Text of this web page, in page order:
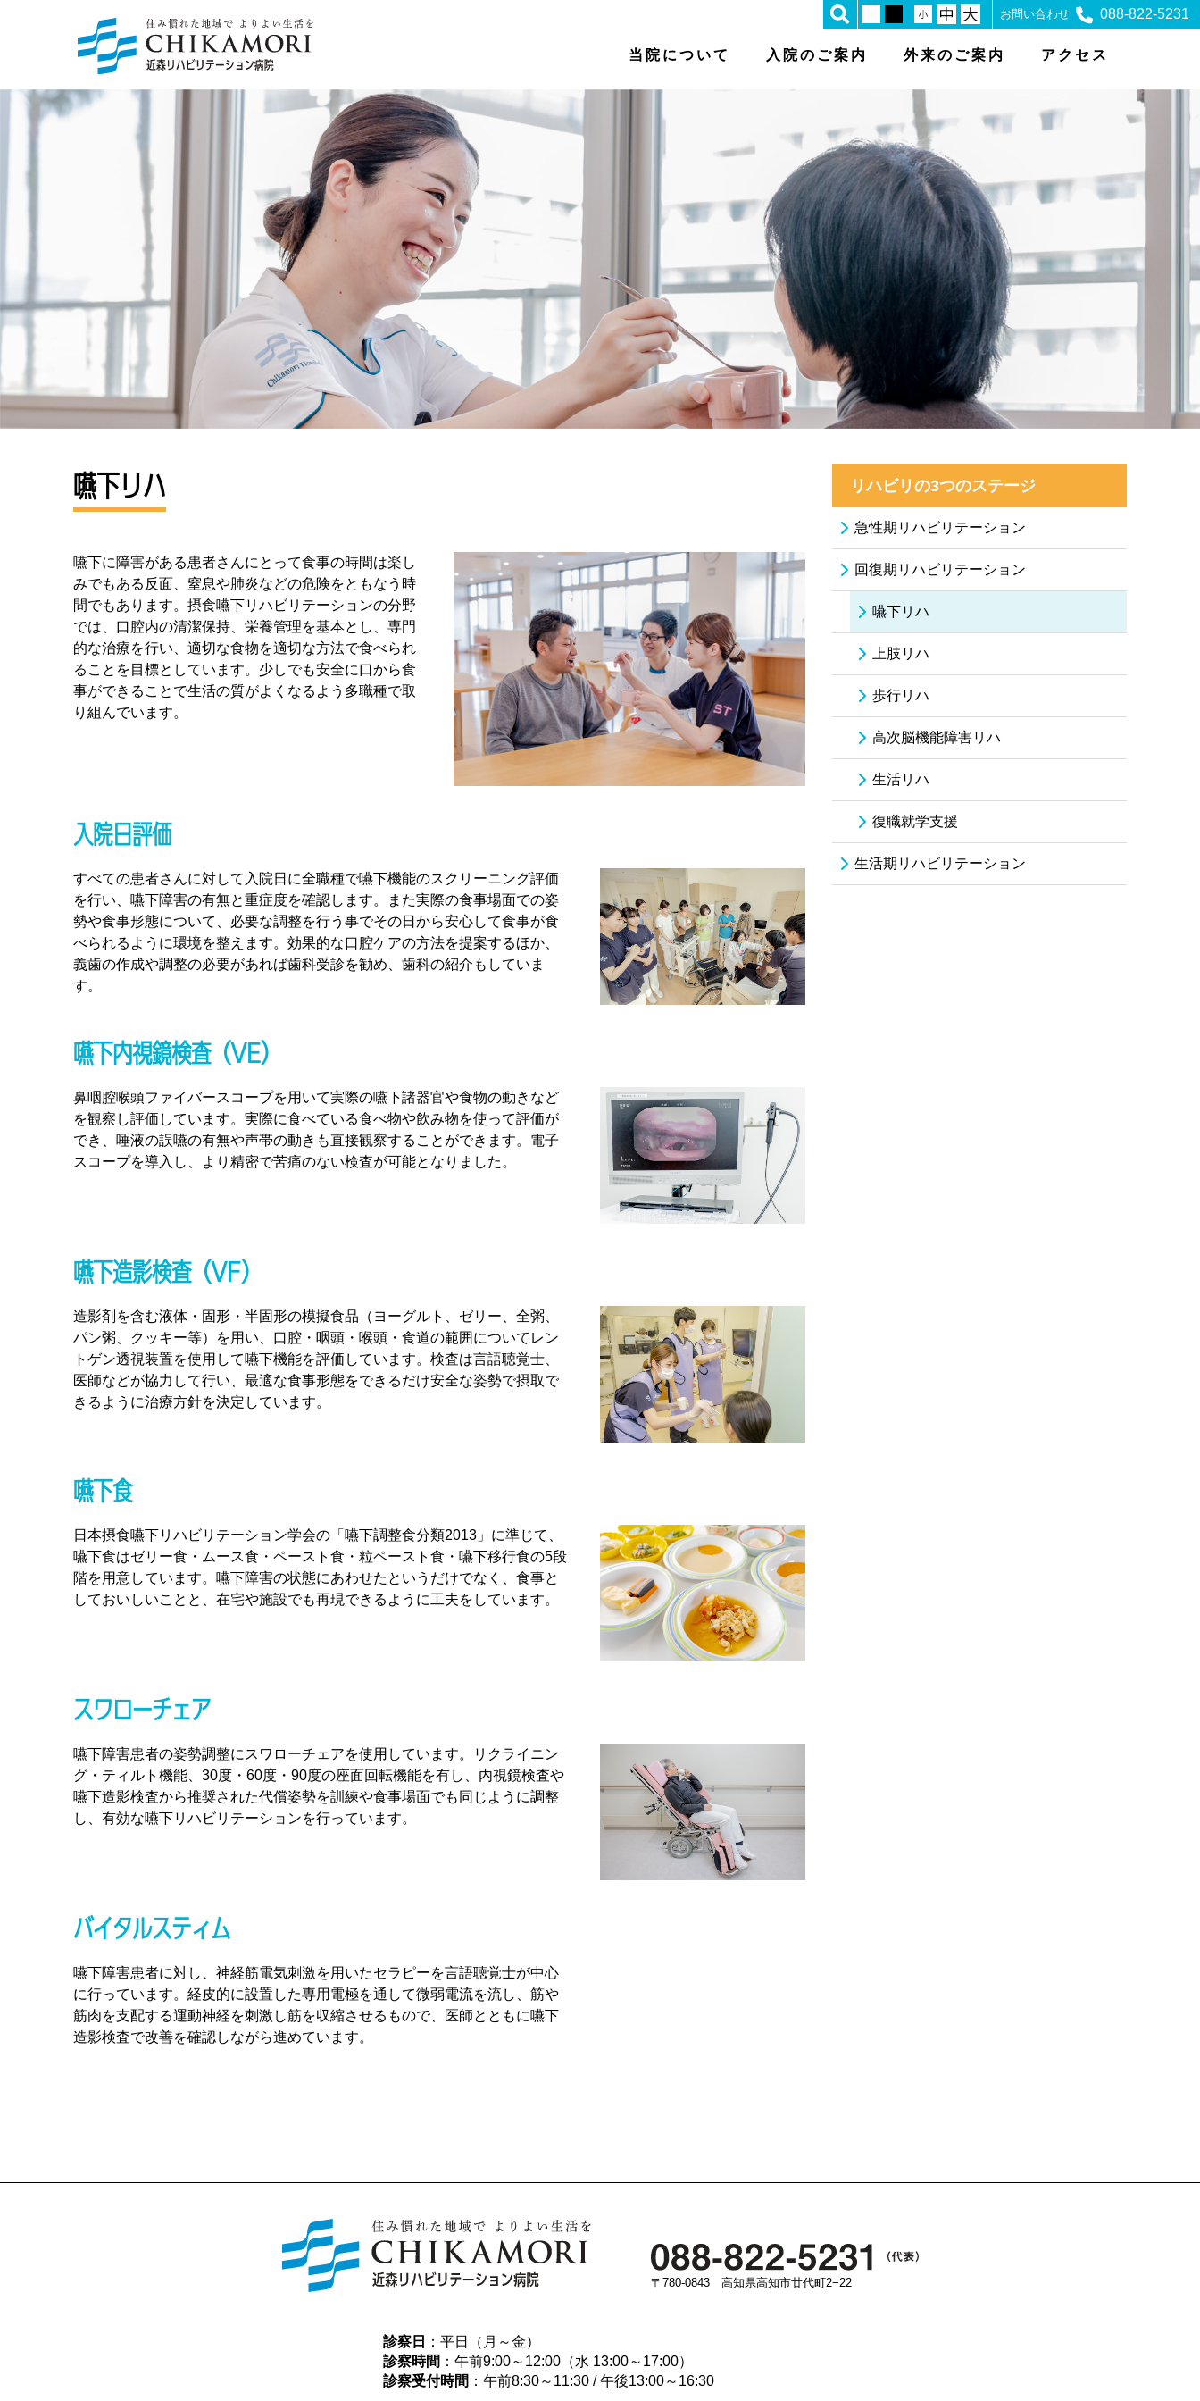
当院について 入院のご案内 外来のご案内 アクセス
お問い合わせ 088-822-5231
嚥下リハ
嚥下に障害がある患者さんにとって食事の時間は楽し
みでもある反面、窒息や肺炎などの危険をともなう時
間でもあります。摂食嚥下リハビリテーションの分野
では、口腔内の清潔保持、栄養管理を基本とし、専門
的な治療を行い、適切な食物を適切な方法で食べられ
ることを目標としています。少しでも安全に口から食
事ができることで生活の質がよくなるよう多職種で取
り組んでいます。
入院日評価
すべての患者さんに対して入院日に全職種で嚥下機能のスクリーニング評価
を行い、嚥下障害の有無と重症度を確認します。また実際の食事場面での姿
勢や食事形態について、必要な調整を行う事でその日から安心して食事が食
べられるように環境を整えます。効果的な口腔ケアの方法を提案するほか、
義歯の作成や調整の必要があれば歯科受診を勧め、歯科の紹介もしていま
す。
嚥下内視鏡検査（VE）
鼻咽腔喉頭ファイバースコープを用いて実際の嚥下諸器官や食物の動きなど
を観察し評価しています。実際に食べている食べ物や飲み物を使って評価が
でき、唾液の誤嚥の有無や声帯の動きも直接観察することができます。電子
スコープを導入し、より精密で苦痛のない検査が可能となりました。
嚥下造影検査（VF）
造影剤を含む液体・固形・半固形の模擬食品（ヨーグルト、ゼリー、全粥、
パン粥、クッキー等）を用い、口腔・咽頭・喉頭・食道の範囲についてレン
トゲン透視装置を使用して嚥下機能を評価しています。検査は言語聴覚士、
医師などが協力して行い、最適な食事形態をできるだけ安全な姿勢で摂取で
きるように治療方針を決定しています。
嚥下食
日本摂食嚥下リハビリテーション学会の「嚥下調整食分類2013」に準じて、
嚥下食はゼリー食・ムース食・ペースト食・粒ペースト食・嚥下移行食の5段
階を用意しています。嚥下障害の状態にあわせたというだけでなく、食事と
しておいしいことと、在宅や施設でも再現できるように工夫をしています。
スワローチェア
嚥下障害患者の姿勢調整にスワローチェアを使用しています。リクライニン
グ・ティルト機能、30度・60度・90度の座面回転機能を有し、内視鏡検査や
嚥下造影検査から推奨された代償姿勢を訓練や食事場面でも同じように調整
し、有効な嚥下リハビリテーションを行っています。
バイタルスティム
嚥下障害患者に対し、神経筋電気刺激を用いたセラピーを言語聴覚士が中心
に行っています。経皮的に設置した専用電極を通して微弱電流を流し、筋や
筋肉を支配する運動神経を刺激し筋を収縮させるもので、医師とともに嚥下
造影検査で改善を確認しながら進めています。
リハビリの3つのステージ
急性期リハビリテーション
回復期リハビリテーション
嚥下リハ
上肢リハ
歩行リハ
高次脳機能障害リハ
生活リハ
復職就学支援
生活期リハビリテーション
〒780-0843 高知県高知市廿代町2−22
診察日
：平日（月～金）
診察時間 ：午前9:00～12:00（水 13:00～17:00）
診察受付時間 ：午前8:30～11:30 / 午後13:00～16:30